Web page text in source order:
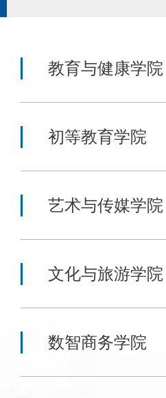
教育与健康学院
初等教育学院
艺术与传媒学院
文化与旅游学院
数智商务学院